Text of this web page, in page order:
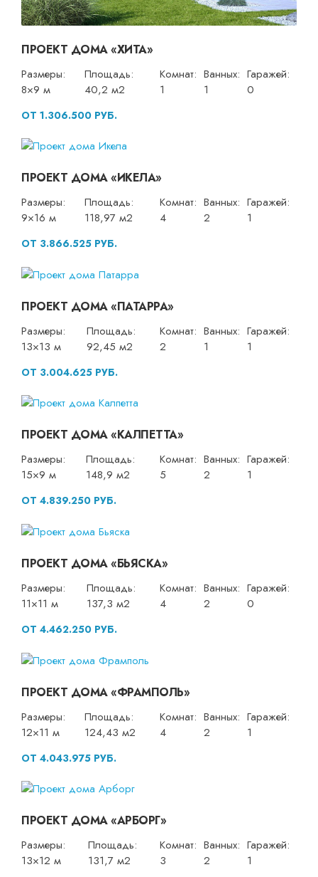
ПРОЕКТ ДОМА «ХИТА»
Размеры:
8×9 м
Площадь:
40,2 м2
Комнат:
1
Ванных:
1
Гаражей:
0
ОТ 1.306.500 РУБ.
ПРОЕКТ ДОМА «ИКЕЛА»
Размеры:
9×16 м
Площадь:
118,97 м2
Комнат:
4
Ванных:
2
Гаражей:
1
ОТ 3.866.525 РУБ.
ПРОЕКТ ДОМА «ПАТАРРА»
Размеры:
13×13 м
Площадь:
92,45 м2
Комнат:
2
Ванных:
1
Гаражей:
1
ОТ 3.004.625 РУБ.
ПРОЕКТ ДОМА «КАЛПЕТТА»
Размеры:
15×9 м
Площадь:
148,9 м2
Комнат:
5
Ванных:
2
Гаражей:
1
ОТ 4.839.250 РУБ.
ПРОЕКТ ДОМА «БЬЯСКА»
Размеры:
11×11 м
Площадь:
137,3 м2
Комнат:
4
Ванных:
2
Гаражей:
0
ОТ 4.462.250 РУБ.
ПРОЕКТ ДОМА «ФРАМПОЛЬ»
Размеры:
12×11 м
Площадь:
124,43 м2
Комнат:
4
Ванных:
2
Гаражей:
1
ОТ 4.043.975 РУБ.
ПРОЕКТ ДОМА «АРБОРГ»
Размеры:
13×12 м
Площадь:
131,7 м2
Комнат:
3
Ванных:
2
Гаражей:
1